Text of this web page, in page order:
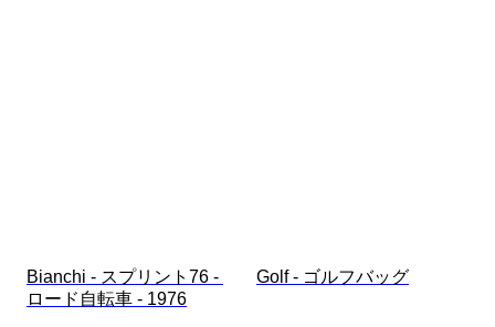
Bianchi - スプリント76 -
ロード自転車 - 1976
Golf - ゴルフバッグ